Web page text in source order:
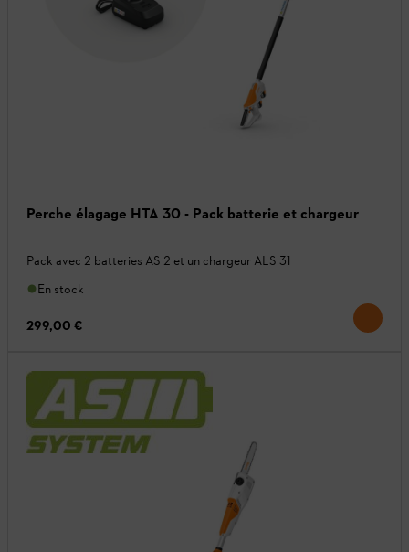
Perche élagage HTA 30 - Pack batterie et chargeur
Pack avec 2 batteries AS 2 et un chargeur ALS 31
En stock
299,00 €